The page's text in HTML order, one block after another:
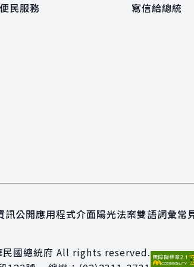
便民服務 寫信給總統
訊公開應用程式介面陽光法案雙語詞彙常
民國總統府 All rights reserved.